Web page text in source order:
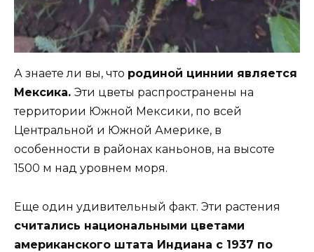
А знаете ли вы, что родиной циннии является
Мексика. Эти цветы распространены на
территории Южной Мексики, по всей
Центральной и Южной Америке, в
особенности в районах каньонов, на высоте
1500 м над уровнем моря.
Еще один удивительный факт. Эти растения
считались национальными цветами
американского штата Индиана с 1937 по